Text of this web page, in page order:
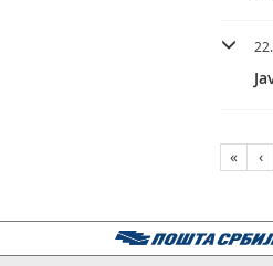
« ‹